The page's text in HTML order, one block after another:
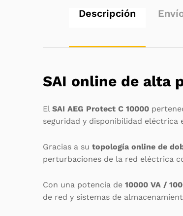
Descripción
SAI online de alta
El SAI AEG Protect C 10000
seguridad y disponibilidad eléctrica
Gracias a su topología online de
perturbaciones de la red eléctrica
Con una potencia de 10000 VA /
de red y sistemas de